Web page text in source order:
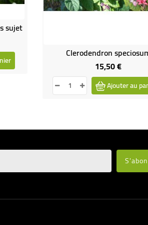
sujet
Clerodendron
15,50 €Prix
Ajouter au